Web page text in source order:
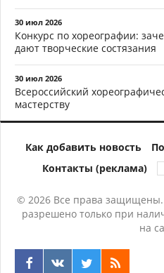
30 июл 2026
Конкурс по хореографии:
дают творческие состязания
30 июл 2026
Всероссийский
мастерству
Как добавить новость
Контакты (реклама)
© 2026 Все права
разрешено только при
на